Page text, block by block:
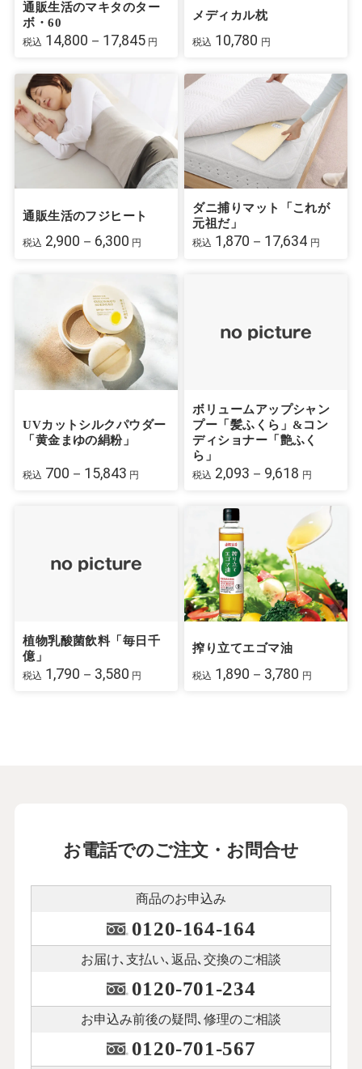
通販生活のマキタのター
ボ・60
税込 14,800－17,845 円
メディカル枕
税込 10,780 円
通販生活のフジヒート
税込 2,900－6,300 円
ダニ捕りマット「これが
元祖だ」
税込 1,870－17,634 円
UVカットシルクパウダー
「黄金まゆの絹粉」
税込 700－15,843 円
ボリュームアップシャン
プー「髪ふくら」&コン
ディショナー「艶ふく
ら」
税込 2,093－9,618 円
植物乳酸菌飲料「毎日千
億」
税込 1,790－3,580 円
搾り立てエゴマ油
税込 1,890－3,780 円
お電話でのご注文・お問合せ
商品のお申込み
0120-164-164
お届け､支払い､ 返品､交換のご相談
0120-701-234
お申込み前後の疑問､修理のご相談
0120-701-567